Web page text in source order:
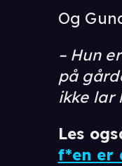
Og
– Hun
på
ikke lar
Les
f*en er